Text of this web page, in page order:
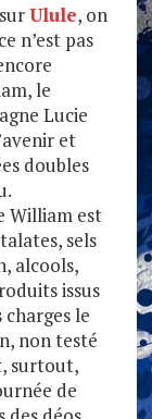
Ulule, on
n’est pas
le
Lucie
et
doubles
William est
sels
alcools,
issus
le
non testé
surtout,
de